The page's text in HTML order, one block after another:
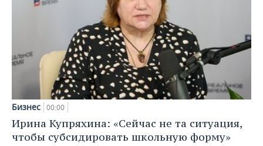
Бизнес 00:00
Ирина Купряхина: «Сейчас не та ситуация,
чтобы субсидировать школьную форму»